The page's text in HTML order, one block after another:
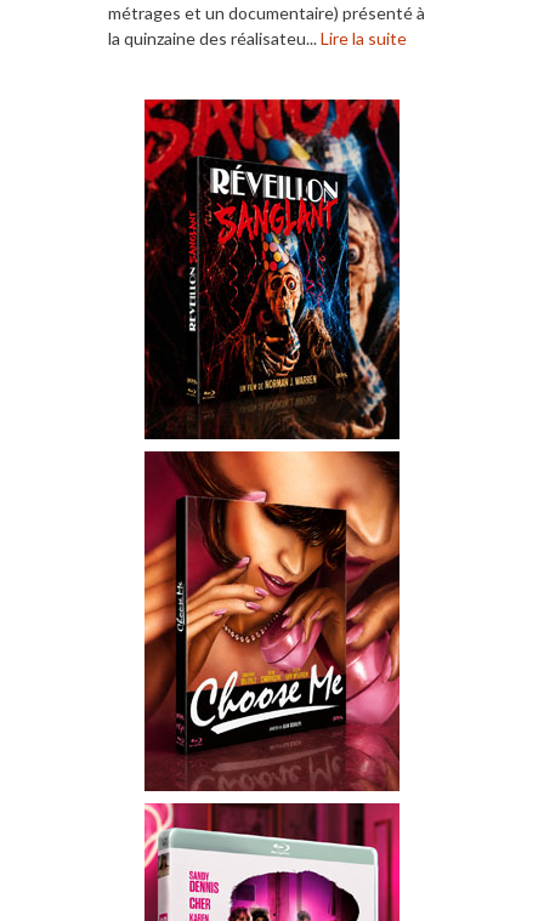
métrages et un documentaire) présenté à
la quinzaine des réalisateu...Lire la suite